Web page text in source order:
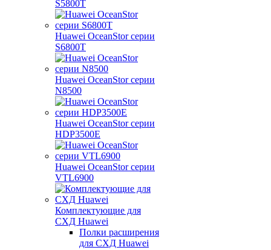
S5800T
Huawei OceanStor серии
S6800T
Huawei OceanStor серии
N8500
Huawei OceanStor серии
HDP3500E
Huawei OceanStor серии
VTL6900
Комплектующие для
СХД Huawei
Полки расширения
для СХД Huawei